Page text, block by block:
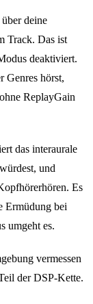
deine
Track. Das ist
deaktiviert.
Genres hörst,
ReplayGain
das interaurale
und
Es
Ermüdung bei
umgeht es.
vermessen
der DSP-Kette.